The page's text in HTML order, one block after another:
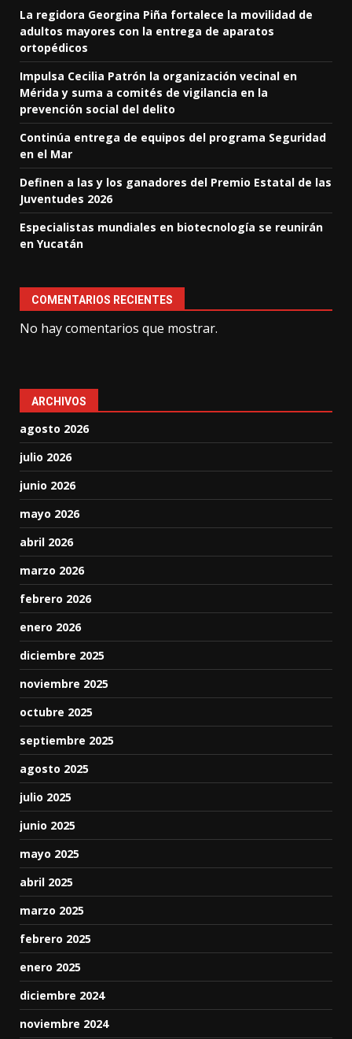
La regidora Georgina Piña fortalece la movilidad de
adultos mayores con la entrega de aparatos
ortopédicos
Impulsa Cecilia Patrón la organización vecinal en
Mérida y suma a comités de vigilancia en la
prevención social del delito
Continúa entrega de equipos del programa Seguridad
en el Mar
Definen a las y los ganadores del Premio Estatal de las
Juventudes 2026
Especialistas mundiales en biotecnología se reunirán
en Yucatán
COMENTARIOS RECIENTES
No hay comentarios que mostrar.
ARCHIVOS
agosto 2026
julio 2026
junio 2026
mayo 2026
abril 2026
marzo 2026
febrero 2026
enero 2026
diciembre 2025
noviembre 2025
octubre 2025
septiembre 2025
agosto 2025
julio 2025
junio 2025
mayo 2025
abril 2025
marzo 2025
febrero 2025
enero 2025
diciembre 2024
noviembre 2024